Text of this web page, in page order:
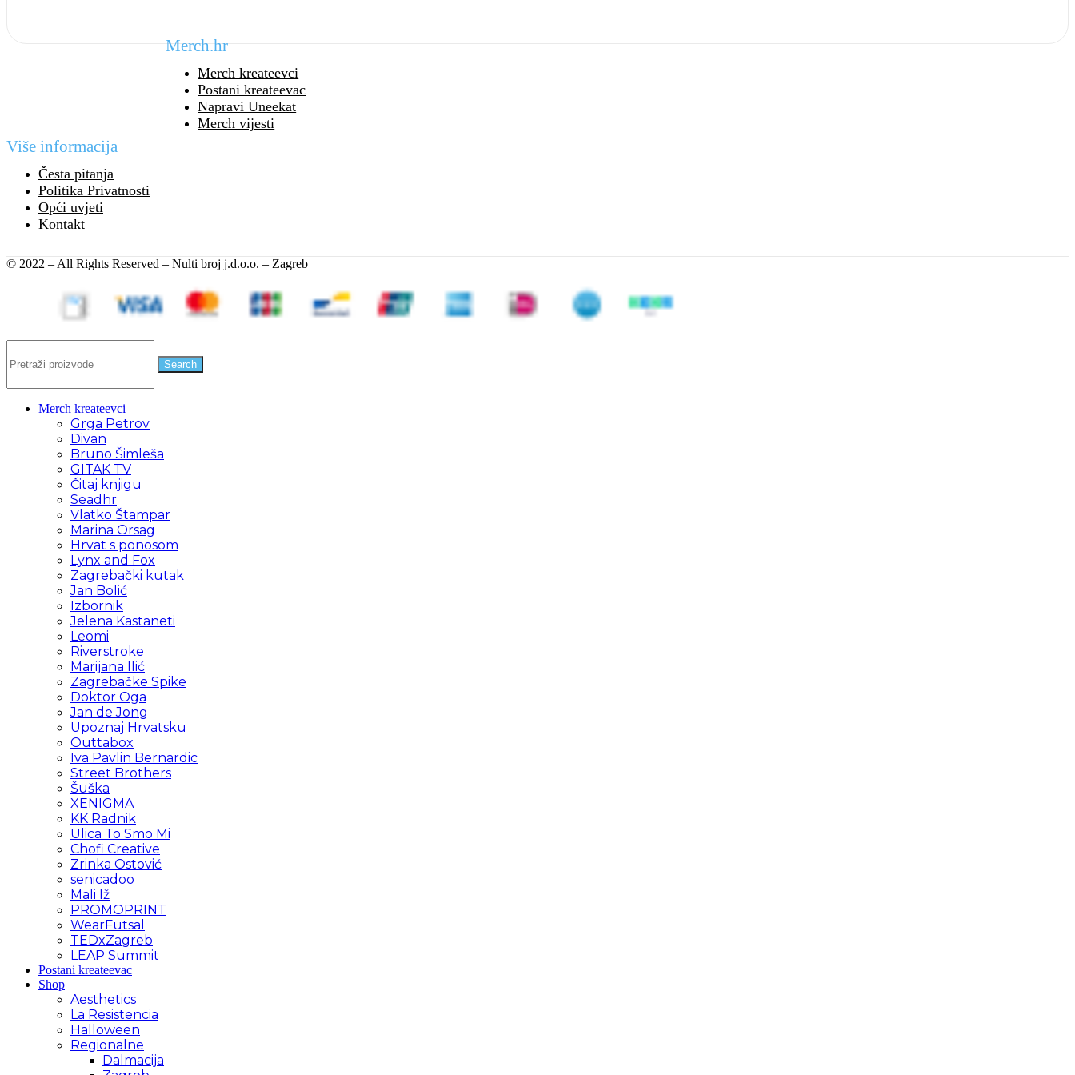
Merch.hr
Merch kreateevci
Postani kreateevac
Napravi Uneekat
Merch vijesti
Više informacija
Česta pitanja
Politika Privatnosti
Opći uvjeti
Kontakt
© 2022 – All Rights Reserved – Nulti broj j.d.o.o. – Zagreb
Search
Merch kreateevci
Grga Petrov
Divan
Bruno Šimleša
GITAK TV
Čitaj knjigu
Seadhr
Vlatko Štampar
Marina Orsag
Hrvat s ponosom
Lynx and Fox
Zagrebački kutak
Jan Bolić
Izbornik
Jelena Kastaneti
Leomi
Riverstroke
Marijana Ilić
Zagrebačke Spike
Doktor Oga
Jan de Jong
Upoznaj Hrvatsku
Outtabox
Iva Pavlin Bernardic
Street Brothers
Šuška
XENIGMA
KK Radnik
Ulica To Smo Mi
Chofi Creative
Zrinka Ostović
senicadoo
Mali Iž
PROMOPRINT
WearFutsal
TEDxZagreb
LEAP Summit
Postani kreateevac
Shop
Aesthetics
La Resistencia
Halloween
Regionalne
Dalmacija